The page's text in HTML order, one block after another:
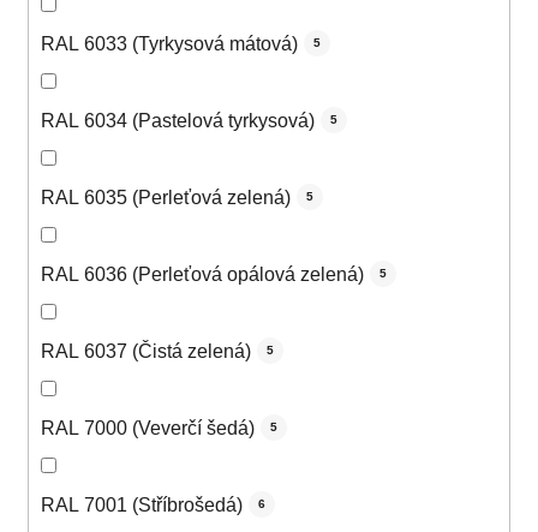
RAL 6033 (Tyrkysová mátová) 5
RAL 6034 (Pastelová tyrkysová) 5
RAL 6035 (Perleťová zelená) 5
RAL 6036 (Perleťová opálová zelená) 5
RAL 6037 (Čistá zelená) 5
RAL 7000 (Veverčí šedá) 5
RAL 7001 (Stříbrošedá) 6